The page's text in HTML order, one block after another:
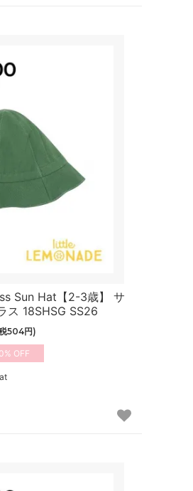
Sun Hat【2-3歳】 サ
ス 18SHSG SS26
504円)